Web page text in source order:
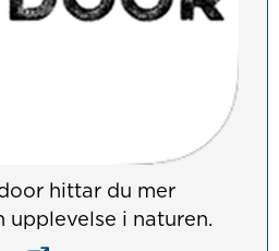
hittar du mer
i naturen.